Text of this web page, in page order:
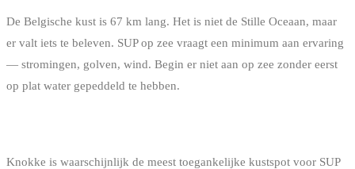
De Belgische kust is 67 km lang. Het is niet de Stille Oceaan, maar
er valt iets te beleven. SUP op zee vraagt een minimum aan ervaring
— stromingen, golven, wind. Begin er niet aan op zee zonder eerst
op plat water gepeddeld te hebben.
Knokke is waarschijnlijk de meest toegankelijke kustspot voor SUP